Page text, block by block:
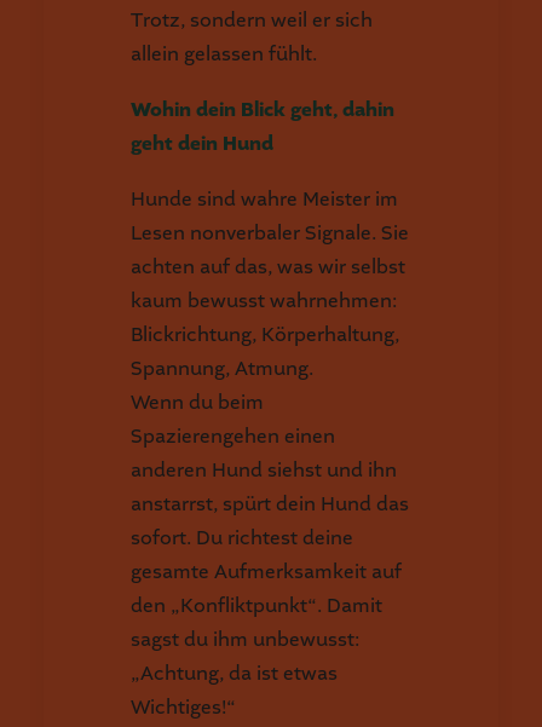
Trotz, sondern weil er sich
allein gelassen fühlt.
Wohin dein Blick geht, dahin
geht dein Hund
Hunde sind wahre Meister im
Lesen nonverbaler Signale. Sie
achten auf das, was wir selbst
kaum bewusst wahrnehmen:
Blickrichtung, Körperhaltung,
Spannung, Atmung.
Wenn du beim
Spazierengehen einen
anderen Hund siehst und ihn
anstarrst, spürt dein Hund das
sofort. Du richtest deine
gesamte Aufmerksamkeit auf
den „Konfliktpunkt“. Damit
sagst du ihm unbewusst:
„Achtung, da ist etwas
Wichtiges!“